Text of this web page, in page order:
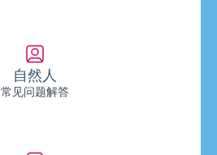
自然人
常见问题解答